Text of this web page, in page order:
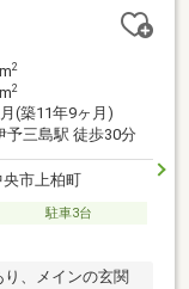
2
2
(築11年9ヶ月)
予三島駅 徒歩30分
市上柏町
駐車3台
、メインの玄関